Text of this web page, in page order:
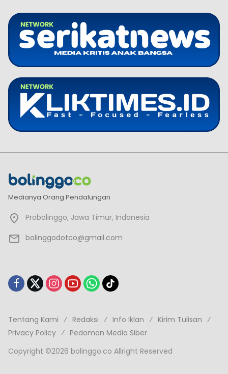
Medianya Orang Pendalungan
Probolinggo, Jawa Timur, Indonesia
bolinggodotco@gmail.com
Tentang Kami Redaksi Info Iklan
Kirim Tulisan
Privacy Policy
Pedoman Media Siber
Copyright ©2026 bolinggo.co Allright Reserved